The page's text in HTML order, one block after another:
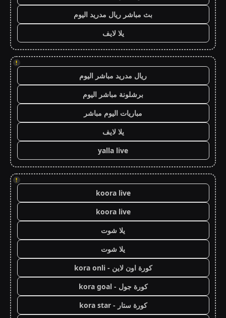
بث مباشر ريال مدريد اليوم
يلا لايف
!
ريال مدريد مباشر اليوم
برشلونة مباشر اليوم
مباريات اليوم مباشر
يلا لايف
yalla live
!
koora live
koora live
يلا شوت
يلا شوت
كورة اون لاين - kora onli
كورة جول - kora goal
كورة ستار - kora star